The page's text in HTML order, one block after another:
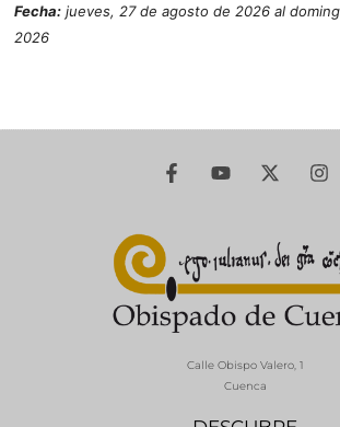
Fecha: jueves, 27 de agosto de 2026 al
2026
Calle Obispo Valero, 1
Cuenca